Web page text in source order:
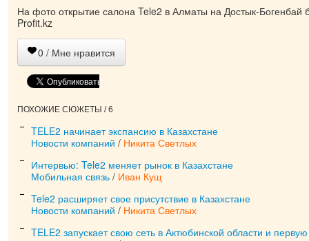
На фото открытие салона Tele2 в Алматы на Достык-Богенбай
Profit.kz
0 / Мне нравится
ПОХОЖИЕ СЮЖЕТЫ / 6
TELE2 начинает экспансию в Казахстане
Новости компаний / Никита Светлых
Интервью: Tele2 меняет рынок в Казахстане
Мобильная связь / Иван Кущ
Tele2 расширяет свое присутствие в Казахстане
Новости компаний / Никита Светлых
TELE2 запускает свою сеть в Актюбинской области и